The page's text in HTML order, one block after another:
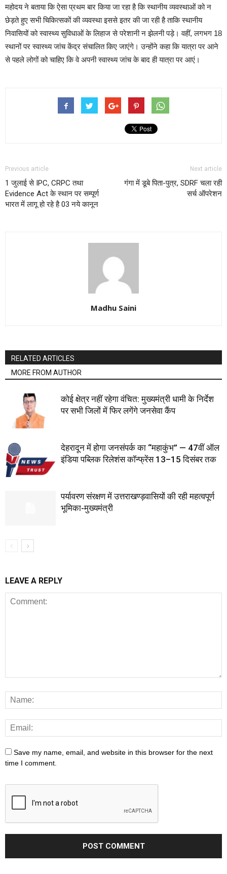
महोदय ने बताया कि ऐसा प्रथम बार किया जा रहा है कि स्थानीय व्यवस्थाओं को न
छेड़ते हुए सभी चिकित्सकों की व्यवस्था इससे इतर की जा रही है ताकि स्थानीय
निवासियों को स्वास्थ्य सुविधाओं के लिहाज से परेशानी न झेलनी पड़े। वहीं, लगभग 18
स्थानों पर स्वास्थ्य जांच केंद्र संचालित किए जाएंगे। उन्होंने कहा कि यात्रा पर आने
से पहले लोगों को चाहिए कि वे अपनी स्वास्थ्य जांच के बाद ही यात्रा पर आएं।
Previous article
1 जुलाई से IPC, CRPC तथा
Evidence Act के स्थान पर सम्पूर्ण
भारत में लागू हो रहे है 03 नये कानून
Next article
गंगा में डूबे पिता-पुत्र, SDRF चला रही
सर्च ऑपरेशन
Madhu Saini
RELATED ARTICLES
MORE FROM AUTHOR
कोई क्षेत्र नहीं रहेगा वंचित: मुख्यमंत्री धामी के निर्देश
पर सभी जिलों में फिर लगेंगे जनसेवा कैंप
देहरादून में होगा जनसंपर्क का “महाकुंभ” — 47वीं ऑल
इंडिया पब्लिक रिलेशंस कॉन्फ्रेंस 13–15 दिसंबर तक
पर्यावरण संरक्षण में उत्तराखण्ड़वासियों की रही महत्वपूर्ण
भूमिका-मुख्यमंत्री
LEAVE A REPLY
Save my name, email, and website in this browser for the next
time I comment.